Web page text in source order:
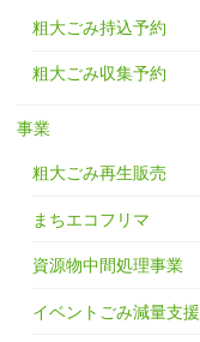
粗大ごみ持込予約
粗大ごみ収集予約
事業
粗大ごみ再生販売
まちエコフリマ
資源物中間処理事業
イベントごみ減量支援